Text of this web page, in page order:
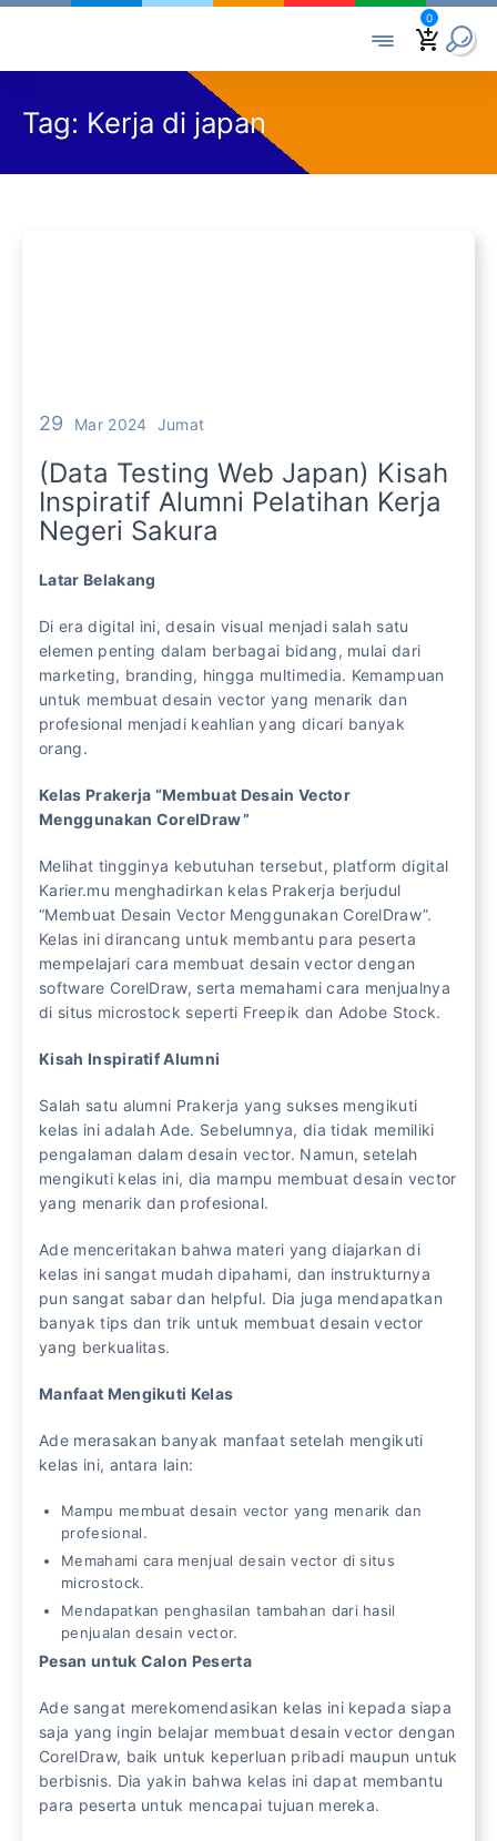
0
Tag: Kerja di japan
29 Mar 2024 Jumat
(Data Testing Web Japan) Kisah
Inspiratif Alumni Pelatihan Kerja
Negeri Sakura
Latar Belakang
Di era digital ini, desain visual menjadi salah satu
elemen penting dalam berbagai bidang, mulai dari
marketing, branding, hingga multimedia. Kemampuan
untuk membuat desain vector yang menarik dan
profesional menjadi keahlian yang dicari banyak
orang.
Kelas Prakerja “Membuat Desain Vector
Menggunakan CorelDraw”
Melihat tingginya kebutuhan tersebut, platform digital
Karier.mu menghadirkan kelas Prakerja berjudul
“Membuat Desain Vector Menggunakan CorelDraw”.
Kelas ini dirancang untuk membantu para peserta
mempelajari cara membuat desain vector dengan
software CorelDraw, serta memahami cara menjualnya
di situs microstock seperti Freepik dan Adobe Stock.
Kisah Inspiratif Alumni
Salah satu alumni Prakerja yang sukses mengikuti
kelas ini adalah Ade. Sebelumnya, dia tidak memiliki
pengalaman dalam desain vector. Namun, setelah
mengikuti kelas ini, dia mampu membuat desain vector
yang menarik dan profesional.
Ade menceritakan bahwa materi yang diajarkan di
kelas ini sangat mudah dipahami, dan instrukturnya
pun sangat sabar dan helpful. Dia juga mendapatkan
banyak tips dan trik untuk membuat desain vector
yang berkualitas.
Manfaat Mengikuti Kelas
Ade merasakan banyak manfaat setelah mengikuti
kelas ini, antara lain:
Mampu membuat desain vector yang menarik dan
profesional.
Memahami cara menjual desain vector di situs
microstock.
Mendapatkan penghasilan tambahan dari hasil
penjualan desain vector.
Pesan untuk Calon Peserta
Ade sangat merekomendasikan kelas ini kepada siapa
saja yang ingin belajar membuat desain vector dengan
CorelDraw, baik untuk keperluan pribadi maupun untuk
berbisnis. Dia yakin bahwa kelas ini dapat membantu
para peserta untuk mencapai tujuan mereka.